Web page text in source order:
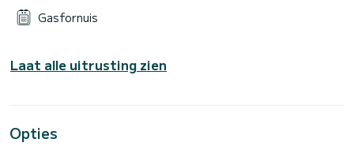
Gasfornuis
Laat alle uitrusting zien
Opties